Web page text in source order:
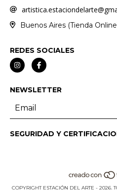
Buenos Aires (Tienda
REDES SOCIALES
NEWSLETTER
SEGURIDAD Y
COPYRIGHT ESTACIÓN DEL ARTE - 2026.